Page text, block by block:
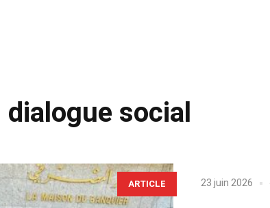
dialogue social
ARTICLE 23 juin 2026